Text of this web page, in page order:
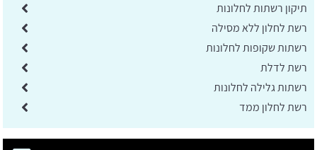
תיקון רשתות לחלונות
רשת לחלון ללא מסילה
רשתות שקופות לחלונות
רשת לדלת
רשתות גלילה לחלונות
רשת לחלון ממד